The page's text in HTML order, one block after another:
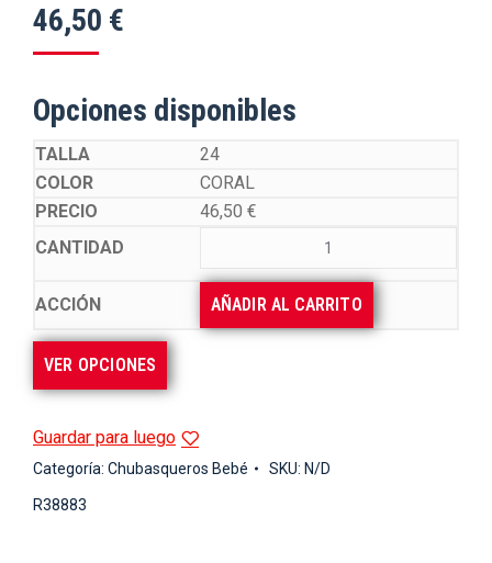
46,50 €
Opciones disponibles
24
CORAL
46,50 €
AÑADIR AL CARRITO
VER OPCIONES
Guardar para luego
Categoría: Chubasqueros Bebé SKU: N/D
R38883